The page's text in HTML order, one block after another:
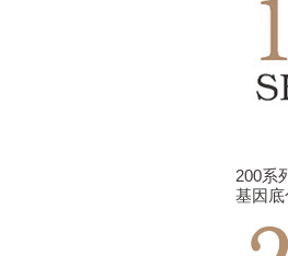
200系
基因底